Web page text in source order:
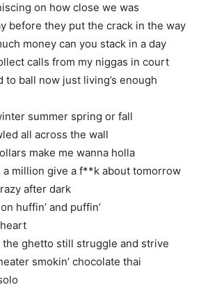
on how close we was
before they put the crack in the way
money can you stack in a day
calls from my niggas in court
to ball now just living’s enough
summer spring or fall
all across the wall
make me wanna holla
a million give a f**k about tomorrow
after dark
huffin’ and puffin’
the ghetto still struggle and strive
smokin’ chocolate thai